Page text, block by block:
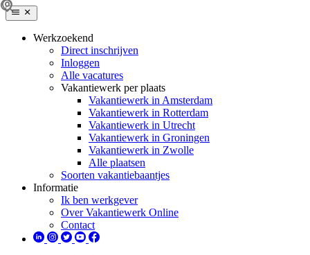
Werkzoekend
Direct inschrijven
Inloggen
Alle vacatures
Vakantiewerk per plaats
Vakantiewerk in Amsterdam
Vakantiewerk in Rotterdam
Vakantiewerk in Utrecht
Vakantiewerk in Groningen
Vakantiewerk in Zwolle
Alle plaatsen
Soorten vakantiebaantjes
Informatie
Ik ben werkgever
Over Vakantiewerk Online
Contact